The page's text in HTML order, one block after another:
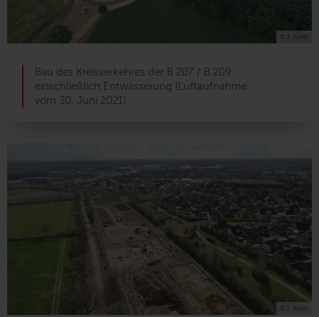
© J. Kahts
Bau des Kreisverkehres der B 207 / B 209
einschließlich Entwässerung (Luftaufnahme
vom 30. Juni 2021)
© J. Kahts